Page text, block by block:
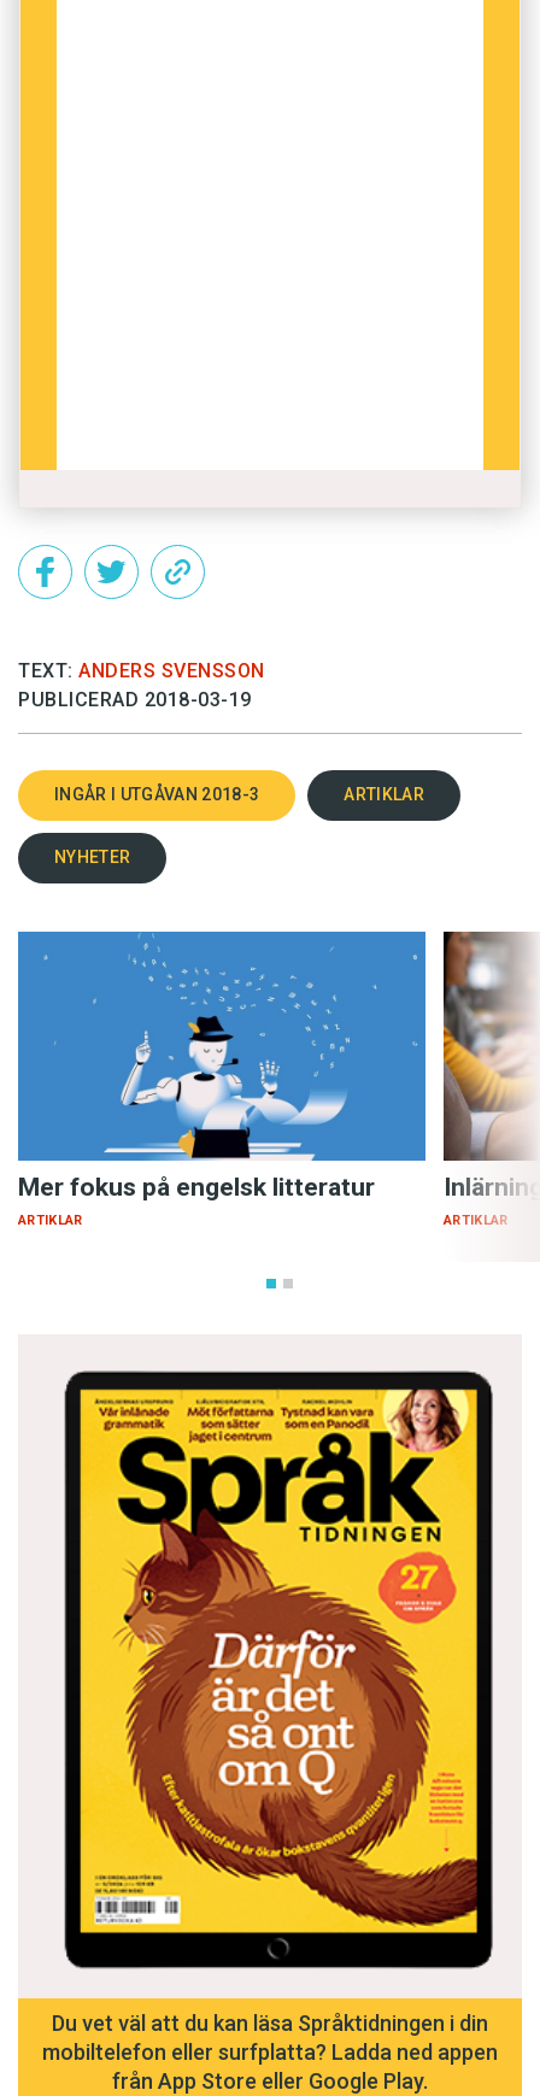
TEXT: ANDERS SVENSSON
PUBLICERAD 2018-03-19
INGÅR I UTGÅVAN 2018-3 ARTIKLAR
NYHETER
Mer fokus på engelsk litteratur
ARTIKLAR ARTIKLAR
Du vet väl att du kan läsa Språktidningen i din
mobiltelefon eller surfplatta? Ladda ned appen
från App Store eller Google Play.